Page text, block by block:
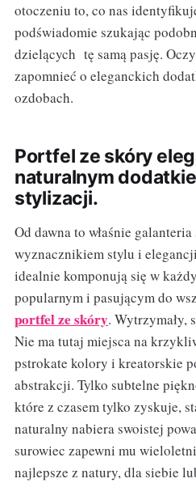
otoczeniu to, co nas
podświadomie szukając
dzielących tę samą pasję.
zapomnieć o eleganckich
ozdobach.
Portfel ze skóry
naturalnym
stylizacji.
Od dawna to właśnie
wyznacznikiem stylu i
idealnie komponują się w
popularnym i pasującym do
portfel ze skóry. Wytrzymały,
Nie ma tutaj miejsca na
pstrokate kolory i kreatorskie
abstrakcji. Tylko subtelne
które z czasem tylko zyskuje,
naturalny nabiera swoistej
surowiec zapewni mu
najlepsze z natury, dla siebie